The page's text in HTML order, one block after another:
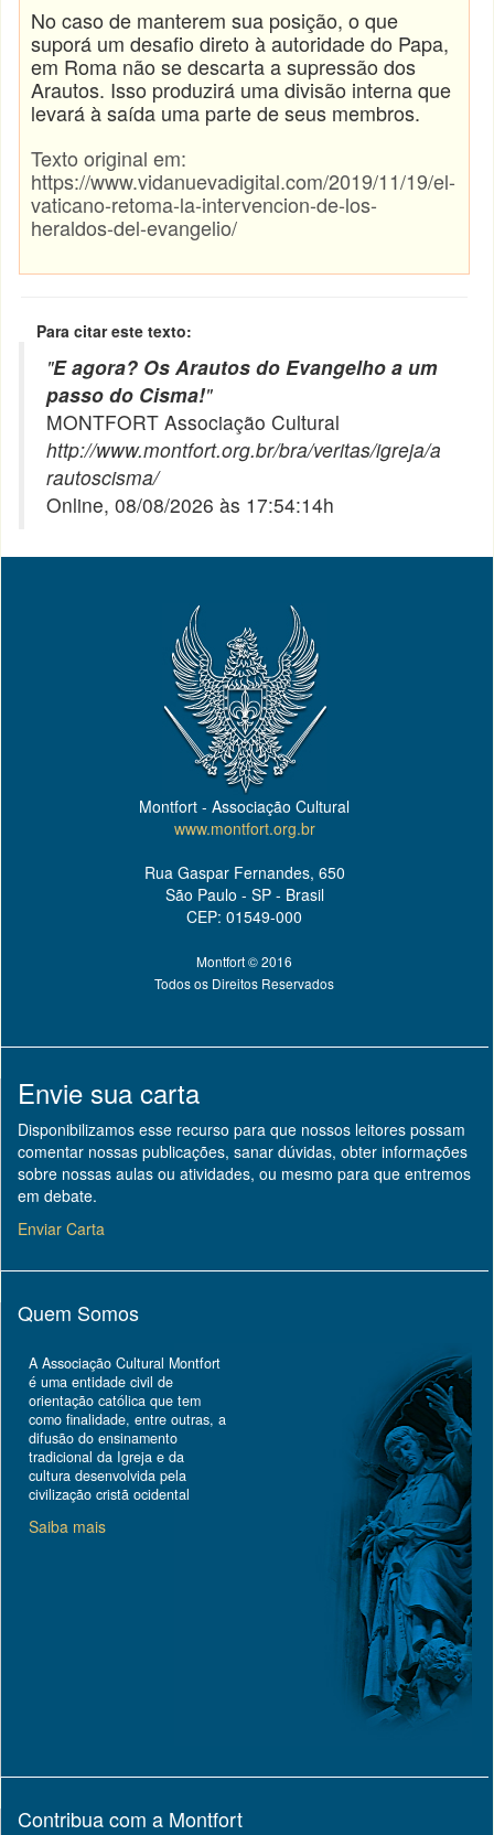
No caso de manterem sua posição, o que
suporá um desafio direto à autoridade do Papa,
em Roma não se descarta a supressão dos
Arautos. Isso produzirá uma divisão interna que
levará à saída uma parte de seus membros.
Texto original em:
https://www.vidanuevadigital.com/2019/11/19/el-
vaticano-retoma-la-intervencion-de-los-
heraldos-del-evangelio/
Para citar este texto:
"E agora? Os Arautos do Evangelho a um
passo do Cisma!"
MONTFORT Associação Cultural
http://www.montfort.org.br/bra/veritas/igreja/a
rautoscisma/
Online, 08/08/2026 às 17:54:14h
Montfort - Associação Cultural
www.montfort.org.br
Rua Gaspar Fernandes, 650
São Paulo - SP - Brasil
CEP: 01549-000
Montfort © 2016
Todos os Direitos Reservados
Envie sua carta
Disponibilizamos esse recurso para que nossos leitores possam
comentar nossas publicações, sanar dúvidas, obter informações
sobre nossas aulas ou atividades, ou mesmo para que entremos
em debate.
Enviar Carta
Quem Somos
A Associação Cultural Montfort
é uma entidade civil de
orientação católica que tem
como finalidade, entre outras, a
difusão do ensinamento
tradicional da Igreja e da
cultura desenvolvida pela
civilização cristã ocidental
Saiba mais
Contribua com a Montfort